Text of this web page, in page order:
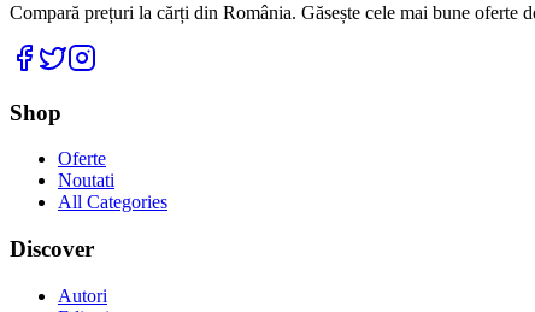
Compară prețuri la cărți din România. Găsește cele mai bune oferte
Facebook
Twitter
Shop
Oferte
Noutati
All Categories
Discover
Autori